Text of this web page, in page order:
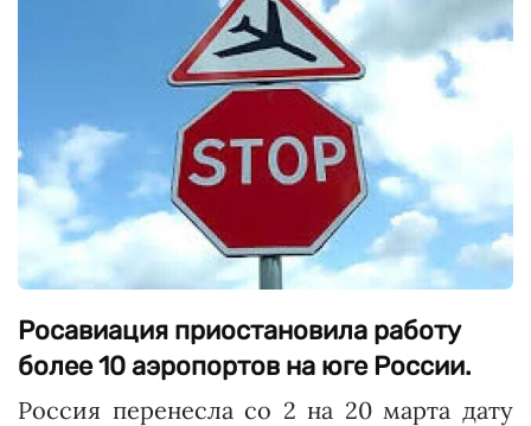
Росавиация приостановила работу
более 10 аэропортов на юге России.
Россия перенесла со 2 на 20 марта дату